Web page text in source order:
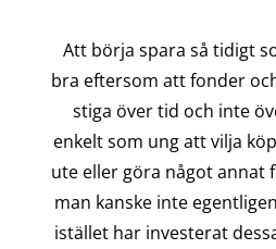
Att börja spara så tidigt
bra eftersom att fonder
stiga över tid och inte
enkelt som ung att vilja
ute eller göra något annat
man kanske inte
istället har investerat